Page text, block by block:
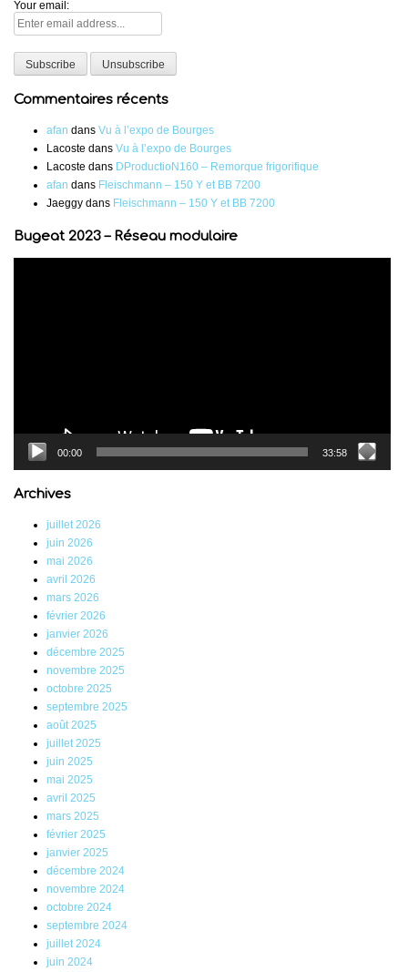
Your email:
Commentaires récents
afan dans Vu à l’expo de Bourges
Lacoste dans Vu à l’expo de Bourges
Lacoste dans DProductioN160 – Remorque frigorifique
afan dans Fleischmann – 150 Y et BB 7200
Jaeggy dans Fleischmann – 150 Y et BB 7200
Bugeat 2023 – Réseau modulaire
00:00 33:58
Archives
juillet 2026
juin 2026
mai 2026
avril 2026
mars 2026
février 2026
janvier 2026
décembre 2025
novembre 2025
octobre 2025
septembre 2025
août 2025
juillet 2025
juin 2025
mai 2025
avril 2025
mars 2025
février 2025
janvier 2025
décembre 2024
novembre 2024
octobre 2024
septembre 2024
juillet 2024
juin 2024